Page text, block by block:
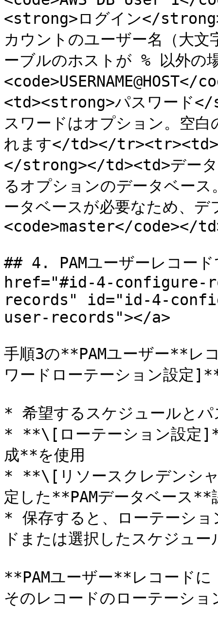
<strong>ログイン</
カウントのユーザー名（大文
ーブルのホストが % 以外の
<td><strong>パスワード
スワードはオプション。空
れます</td></
</strong></td><td>データ
るオプションのデータベー
ータベースが必要なため、デ
<code>master</
## 4. PAMユーザーレコー
href="#id-4-configure-
records" id="id-4-
user-records"></a>
手順3の**PAMユーザー**
ワードローテーション設定
* 希望するスケジュールとパ
* **\[ローテーション設定
成**を使用
* **\[リソースクレデンシ
定した**PAMデータベース**
* 保存すると、ローテーショ
ドまたは選択したスケジュ
**PAMユーザー**レコード
そのレコードのローテーショ